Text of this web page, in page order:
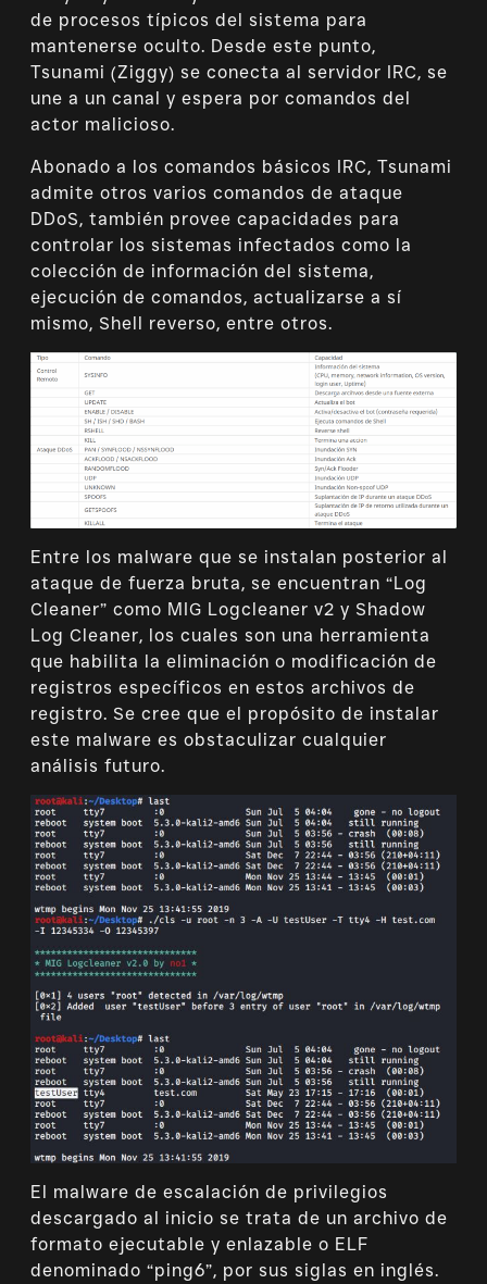
de procesos típicos del sistema para
mantenerse oculto. Desde este punto,
Tsunami (Ziggy) se conecta al servidor IRC, se
une a un canal y espera por comandos del
actor malicioso.
Abonado a los comandos básicos IRC, Tsunami
admite otros varios comandos de ataque
DDoS, también provee capacidades para
controlar los sistemas infectados como la
colección de información del sistema,
ejecución de comandos, actualizarse a sí
mismo, Shell reverso, entre otros.
Entre los malware que se instalan posterior al
ataque de fuerza bruta, se encuentran “Log
Cleaner” como MIG Logcleaner v2 y Shadow
Log Cleaner, los cuales son una herramienta
que habilita la eliminación o modificación de
registros específicos en estos archivos de
registro. Se cree que el propósito de instalar
este malware es obstaculizar cualquier
análisis futuro.
El malware de escalación de privilegios
descargado al inicio se trata de un archivo de
formato ejecutable y enlazable o ELF
denominado “ping6”, por sus siglas en inglés.